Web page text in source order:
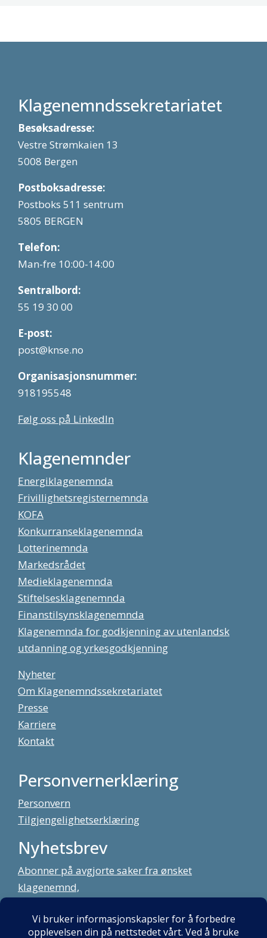
Klagenemndssekretariatet
Besøksadresse:
Vestre Strømkaien 13
5008 Bergen
Postboksadresse:
Postboks 511 sentrum
5805 BERGEN
Telefon:
Man-fre 10:00-14:00
Sentralbord:
55 19 30 00
E-post:
post@knse.no
Organisasjonsnummer:
918195548
Følg oss på LinkedIn
Klagenemnder
Energiklagenemnda
Frivillighetsregisternemnda
KOFA
Konkurranseklagenemnda
Lotterinemnda
Markedsrådet
Medieklagenemnda
Stiftelsesklagenemnda
Finanstilsynsklagenemnda
Klagenemnda for godkjenning av utenlandsk
utdanning og yrkesgodkjenning
Nyheter
Om Klagenemndssekretariatet
Presse
Karriere
Kontakt
Personvernerklæring
Personvern
Tilgjengelighetserklæring
Nyhetsbrev
Abonner på avgjorte saker fra ønsket
klagenemnd,